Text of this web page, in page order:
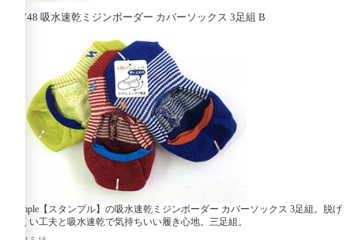
71748 吸水速乾ミジンボーダー カバーソックス 3足組 B
stample【スタンプル】の吸水速乾ミジンボーダー カバーソックス 3足組。脱げ
にくい工夫と吸水速乾で気持ちいい履き心地。三足組。